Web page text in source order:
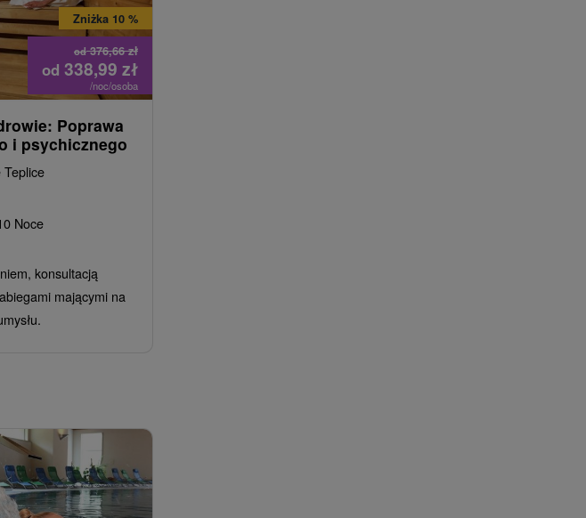
od376,66zł
Zniżka 10 %
od 338,99 zł
/noc/osoba
Poprawa
i psychicznego
Teplice
Noce
konsultacją
mającymi na